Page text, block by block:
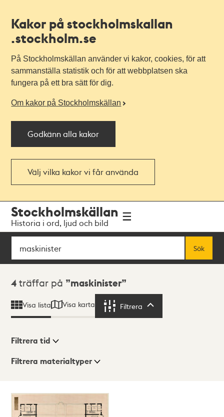
Kakor på stockholmskallan
.stockholm.se
På Stockholmskällan använder vi kakor, cookies, för att
sammanställa statistik och för att webbplatsen ska
fungera på ett bra sätt för dig.
Om kakor på Stockholmskällan
Godkänn alla kakor
Välj vilka kakor vi får använda
navigationen
huvudinnehållet
Stockholmskällan
Historia i ord, ljud och bild
Sök
Sök
Sökresultat
4 träffar på maskinister
Visa lista Visa karta Filtrera
Visningsläge
Lista
Karta
Filtrera tid
Filtrera materialtyper
träffar